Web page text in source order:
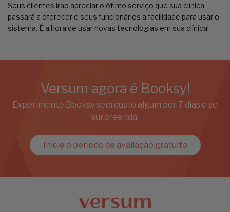
Seus clientes irão apreciar o ótimo serviço que sua clínica
passará a oferecer e seus funcionários a facilidade para usar o
sistema. É a hora de usar novas tecnologias em sua clínica!
Versum agora é Booksy!
Experimente Booksy sem custo algum por 7 dias e se
surpreenda!
Inicie o período de avaliação gratuito